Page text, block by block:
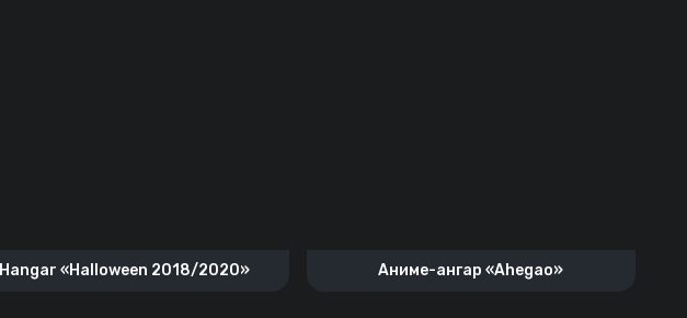
Hangar «‎Halloween 2018/2020» Аниме-ангар «Ahegao»